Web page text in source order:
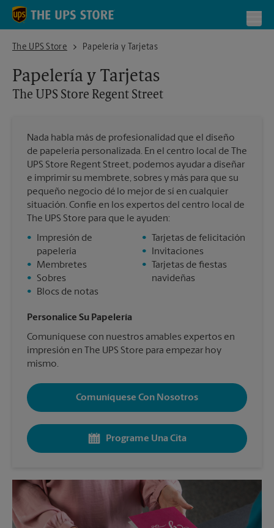
Skip to content
Return to Nav
The UPS Store
The UPS Store Regent Street
Papelería y Tarjetas
Papelería y Tarjetas
The UPS Store Regent Street
Nada habla más de profesionalidad que el diseño
de papelería personalizada. En el centro local de The
UPS Store Regent Street, podemos ayudar a diseñar
e imprimir su membrete, sobres y más para que su
pequeño negocio dé lo mejor de sí en cualquier
situación. Confíe en los expertos del centro local de
The UPS Store para que le ayuden:
•
Impresión de
papelería
•
Membretes
•
Sobres
•
Blocs de notas
•
Tarjetas de felicitación
•
Invitaciones
•
Tarjetas de fiestas
navideñas
Personalice Su Papelería
Comuníquese con nuestros amables expertos en
impresión en The UPS Store para empezar hoy
mismo.
Comuníquese Con Nosotros
Programe Una Cita